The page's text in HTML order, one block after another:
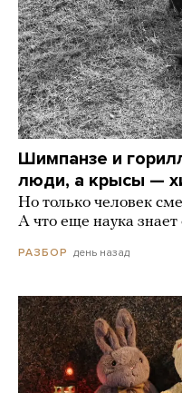
Шимпанзе и
люди, а крысы —
Но только человек
А что еще наука знает
РАЗБОР день назад